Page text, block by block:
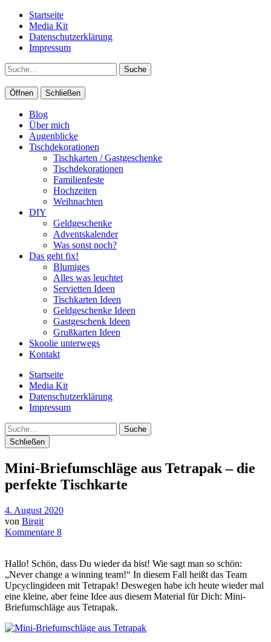
Startseite
Media Kit
Datenschutzerklärung
Impressum
Suche
Öffnen Schließen
Blog
Über mich
Augenblicke
Tischdekorationen
Tischkarten / Gastgeschenke
Tischdekorationen
Familienfeste
Hochzeiten
Weihnachten
DIY
Geldgeschenke
Adventskalender
Was sonst noch?
Das geht fix!
Blumiges
Alles was leuchtet
Servietten Ideen
Tischkarten Ideen
Geldgeschenke Ideen
Gastgeschenk Ideen
Grußkarten Ideen
Skoolie unterwegs
Kontakt
Startseite
Media Kit
Datenschutzerklärung
Impressum
Suche
Schließen
Mini-Briefumschläge aus Tetrapak – die
perfekte Tischkarte
4. August 2020
von Birgit
Kommentare 8
Hallo! Schön, dass Du wieder da bist! Wie sagt man so schön:
„Never change a winning team!“ In diesem Fall heißt das Team
Upcyclingideen mit Tetrapak! Deswegen habe ich heute wieder mal
eine kleine, aber feine Idee aus diesem Material für Dich: Mini-
Briefumschläge aus Tetrapak.